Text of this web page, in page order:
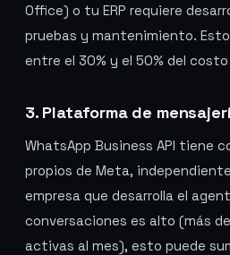
Office) o tu ERP requiere
pruebas y mantenimiento.
entre el 30% y el 50% del
3. Plataforma de
WhatsApp Business API tiene
propios de Meta,
empresa que desarrolla el
conversaciones es alto (más
activas al mes), esto puede